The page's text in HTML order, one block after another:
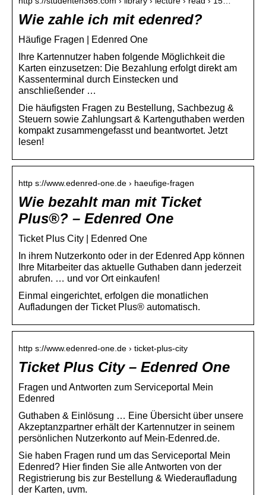
Wie zahle ich mit edenred?
Häufige Fragen | Edenred One
Ihre Kartennutzer haben folgende Möglichkeit die
Karten einzusetzen: Die Bezahlung erfolgt direkt am
Kassenterminal durch Einstecken und
anschließender …
Die häufigsten Fragen zu Bestellung, Sachbezug &
Steuern sowie Zahlungsart & Kartenguthaben werden
kompakt zusammengefasst und beantwortet. Jetzt
lesen!
http s://www.edenred-one.de › haeufige-fragen
Wie bezahlt man mit Ticket
Plus®? – Edenred One
Ticket Plus City | Edenred One
In ihrem Nutzerkonto oder in der Edenred App können
Ihre Mitarbeiter das aktuelle Guthaben dann jederzeit
abrufen. … und vor Ort einkaufen!
Einmal eingerichtet, erfolgen die monatlichen
Aufladungen der Ticket Plus® automatisch.
http s://www.edenred-one.de › ticket-plus-city
Ticket Plus City – Edenred One
Fragen und Antworten zum Serviceportal Mein
Edenred
Guthaben & Einlösung … Eine Übersicht über unsere
Akzeptanzpartner erhält der Kartennutzer in seinem
persönlichen Nutzerkonto auf Mein-Edenred.de.
Sie haben Fragen rund um das Serviceportal Mein
Edenred? Hier finden Sie alle Antworten von der
Registrierung bis zur Bestellung & Wiederaufladung
der Karten, uvm.